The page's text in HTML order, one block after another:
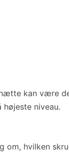
kan
niveau.
hvilken